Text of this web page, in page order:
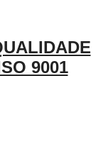
9001